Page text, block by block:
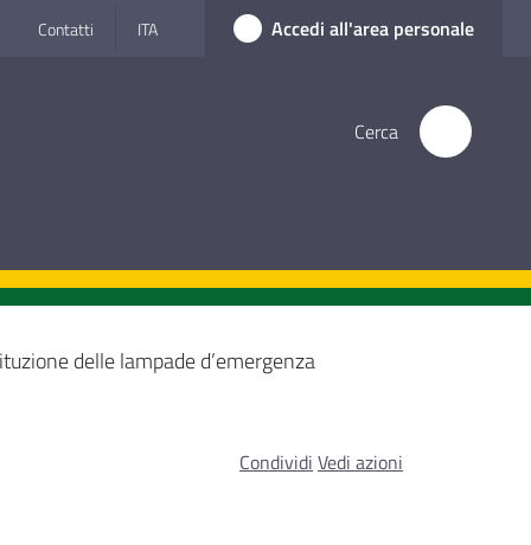
Contatti ITA Accedi all'area personale
Cerca
delle lampade d’emergenza
Condividi Vedi azioni